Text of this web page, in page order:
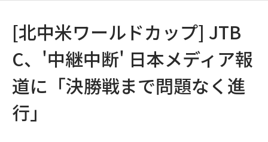
[北中米ワールドカップ] JTB
C、'中継中断' 日本メディア報
道に「決勝戦まで問題なく進
行」